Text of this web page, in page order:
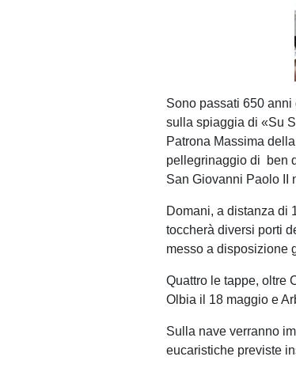
Sono passati 650
sulla spiaggia di «Su
Patrona Massima
pellegrinaggio di
ben
San Giovanni Paolo II
Domani, a distanza di
toccherà diversi porti
messo a disposizione
Quattro le tappe, oltre
Olbia il 18 maggio e
Sulla nave verranno
eucaristiche previste